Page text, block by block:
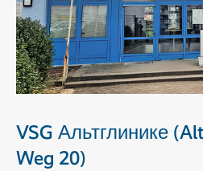
VSG Альтглинике
Weg 20)